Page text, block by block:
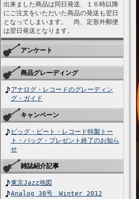
出来ました商品は同日発送、１６時以降
にご注文をいただいた商品の発送も翌日
となってしまいます。 尚、定形外郵便
は翌日発送となります。
アンケート
商品グレーディング
アナログ・レコードのグレーディン
グ・ガイド
キャンペーン
ビッグ・ビート・レコード特製トー
ト・バッグ・プレゼント終了のお知ら
せ
雑誌紹介記事
東京Jazz地図
Analog 38号 Winter 2012